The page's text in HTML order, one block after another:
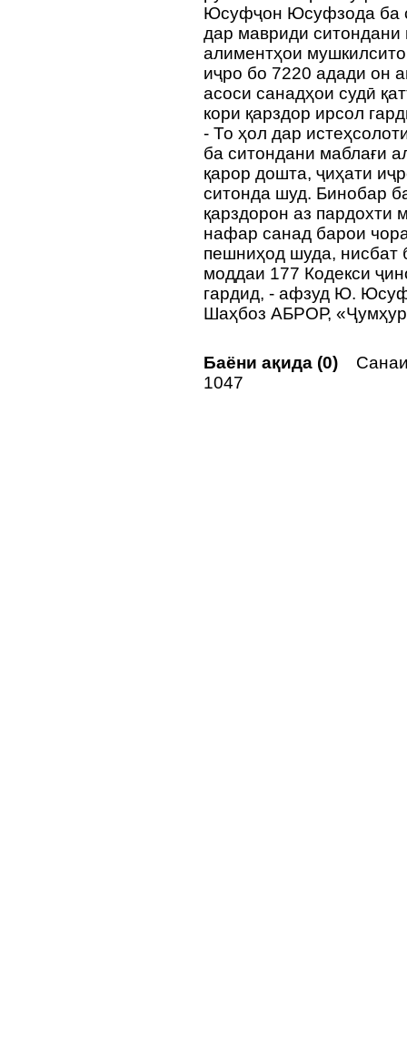
Юсуфҷон Юсуфзода ба
дар мавриди ситондани
алиментҳои
иҷро бо 7220 адади он
асоси санадҳои судӣ
кори қарздор ирсол
- То ҳол дар
ба ситондани маблағи
қарор дошта, ҷиҳати
ситонда шуд. Бинобар
қарздорон аз пардохти
нафар санад барои
пешниҳод шуда, нисбат
моддаи 177 Кодекси
гардид, - афзуд Ю.
Шаҳбоз АБРОР,
Баёни ақида (0)
1047